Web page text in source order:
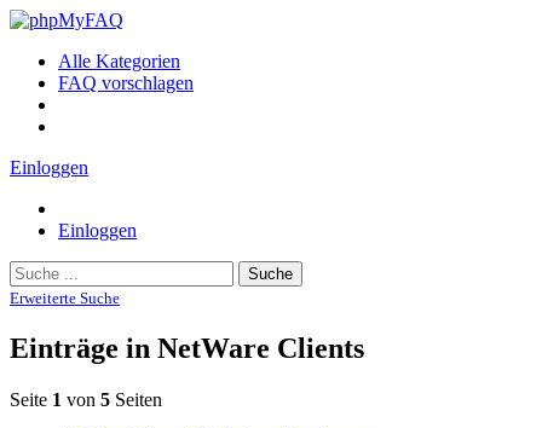
Alle Kategorien
FAQ vorschlagen
Einloggen
Einloggen
Suche
Erweiterte Suche
Einträge in NetWare Clients
Seite 1 von 5 Seiten